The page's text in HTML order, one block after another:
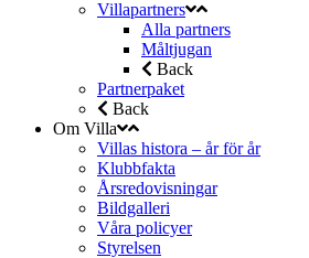
Villapartners
Alla partners
Måltjugan
Back
Partnerpaket
Back
Om Villa
Villas histora – år för år
Klubbfakta
Årsredovisningar
Bildgalleri
Våra policyer
Styrelsen